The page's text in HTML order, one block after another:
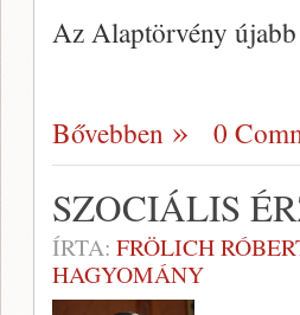
Az Alaptörvény
Bővebben 0
SZOCIÁLIS
ÍRTA: FRÖLICH
HAGYOMÁNY